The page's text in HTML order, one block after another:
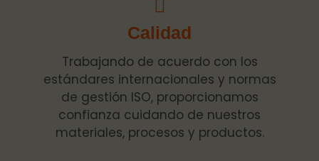
Calidad
Trabajando de acuerdo con los
estándares internacionales y normas
de gestión ISO, proporcionamos
confianza cuidando de nuestros
materiales, procesos y productos.